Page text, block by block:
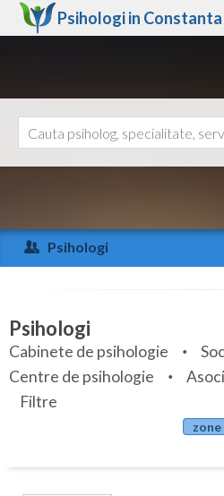
Psihologi in Constanta
Arad
Arges
Bihor
Bistrita-Nasaud
Botosani
Ajutor
Psihologi
Specialitati
Servicii
Articole
Cabinet
Psihologi
Cabinete de psihologie
Centre de psihologie
Filtre